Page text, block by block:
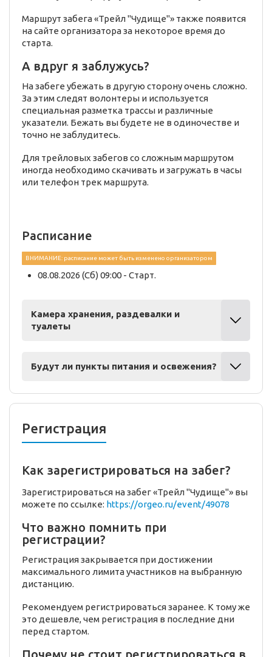
Маршрут забега «Трейл "Чудище"» также появится
на сайте организатора за некоторое время до
старта.
А вдруг я заблужусь?
На забеге убежать в другую сторону очень сложно.
За этим следят волонтеры и используется
специальная разметка трассы и различные
указатели. Бежать вы будете не в одиночестве и
точно не заблудитесь.
Для трейловых забегов со сложным маршрутом
иногда необходимо скачивать и загружать в часы
или телефон трек маршрута.
Расписание
ВНИМАНИЕ: расписание может быть изменено организатором
08.08.2026 (Сб) 09:00 - Старт.
Камера хранения, раздевалки и
туалеты
Будут ли пункты питания и освежения?
Регистрация
Как зарегистрироваться на забег?
Зарегистрироваться на забег «Трейл "Чудище"» вы
можете по ссылке: https://orgeo.ru/event/49078
Что важно помнить при
регистрации?
Регистрация закрывается при достижении
максимального лимита участников на выбранную
дистанцию.
Рекомендуем регистрироваться заранее. К тому же
это дешевле, чем регистрация в последние дни
перед стартом.